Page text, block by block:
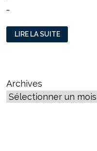
…
MUNICIPALES
VÉNISSIEUX 2015 :
JEAN-
JAMAIS
PENSÉ
QUE
LES
LIRE LA SUITE
Archives